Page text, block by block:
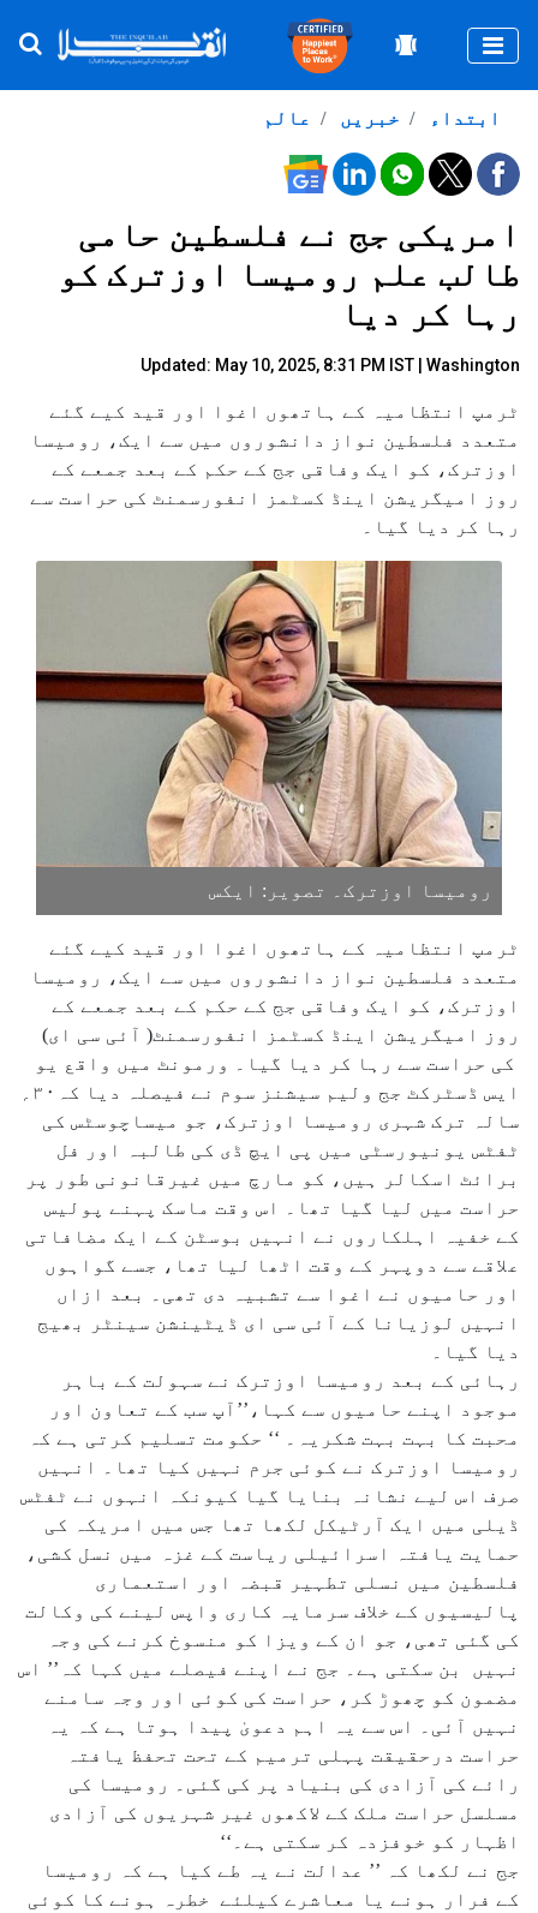
عالم خبریں ابتداء
امریکی جج نے فلسطین حامی
طالب علم رومیسا اوزترک کو
رہا کر دیا
Updated: May 10, 2025, 8:31 PM IST | Washington
ٹرمپ انتظامیہ کے ہاتھوں اغوا اور قید کیے گئے
متعدد فلسطین نواز دانشوروں میں سے ایک، رومیسا
اوزترک، کو ایک وفاقی جج کے حکم کے بعد جمعے کے
روز امیگریشن اینڈ کسٹمز انفورسمنٹ کی حراست سے
رہا کر دیا گیا۔
رومیسا اوزترک۔ تصویر: ایکس
ٹرمپ انتظامیہ کے ہاتھوں اغوا اور قید کیے گئے
متعدد فلسطین نواز دانشوروں میں سے ایک، رومیسا
اوزترک، کو ایک وفاقی جج کے حکم کے بعد جمعے کے
روز امیگریشن اینڈ کسٹمز انفورسمنٹ( آئی سی ای)
کی حراست سے رہا کر دیا گیا۔ ورمونٹ میں واقع یو
سالہ ترک شہری رومیسا اوزترک، جو میساچوسٹس کی
ٹفٹس یونیورسٹی میں پی ایچ ڈی کی طالبہ اور فل
برائٹ اسکالر ہیں، کو مارچ میں غیرقانونی طور پر
حراست میں لیا گیا تھا۔ اس وقت ماسک پہنے پولیس
کے خفیہ اہلکاروں نے انہیں بوسٹن کے ایک مضافاتی
علاقے سے دوپہر کے وقت اٹھا لیا تھا، جسے گواہوں
اور حامیوں نے اغوا سے تشبیہ دی تھی۔ بعد ازاں
انہیں لوزیانا کے آئی سی ای ڈیٹینشن سینٹر بھیج
دیا گیا۔
رہائی کے بعد رومیسا اوزترک نے سہولت کے باہر
موجود اپنے حامیوں سے کہا،’’آپ سب کے تعاون اور
محبت کا بہت بہت شکریہ۔ ‘‘ حکومت تسلیم کرتی ہے کہ
رومیسا اوزترک نے کوئی جرم نہیں کیا تھا۔ انہیں
صرف اس لیے نشانہ بنایا گیا کیونکہ انہوں نے ٹفٹس
ڈیلی میں ایک آرٹیکل لکھا تھا جس میں امریکہ کی
حمایت یافتہ اسرائیلی ریاست کے غزہ میں نسل کشی،
فلسطین میں نسلی تطہیر قبضہ اور استعماری
پالیسیوں کے خلاف سرمایہ کاری واپس لینے کی وکالت
کی گئی تھی، جو ان کے ویزا کو منسوخ کرنے کی وجہ
نہیں بن سکتی ہے۔ جج نے اپنے فیصلے میں کہا کہ’’ اس
مضمون کو چھوڑ کر، حراست کی کوئی اور وجہ سامنے
نہیں آئی۔ اس سے یہ اہم دعویٰ پیدا ہوتا ہے کہ یہ
حراست درحقیقت پہلی ترمیم کے تحت تحفظ یافتہ
رائے کی آزادی کی بنیاد پر کی گئی۔ رومیسا کی
مسلسل حراست ملک کے لاکھوں غیر شہریوں کی آزادی
اظہار کو خوفزدہ کر سکتی ہے۔‘‘
جج نے لکھا کہ ’’ عدالت نے یہ طے کیا ہے کہ رومیسا
کے فرار ہونے یا معاشرے کیلئے خطرہ ہونے کا کوئی